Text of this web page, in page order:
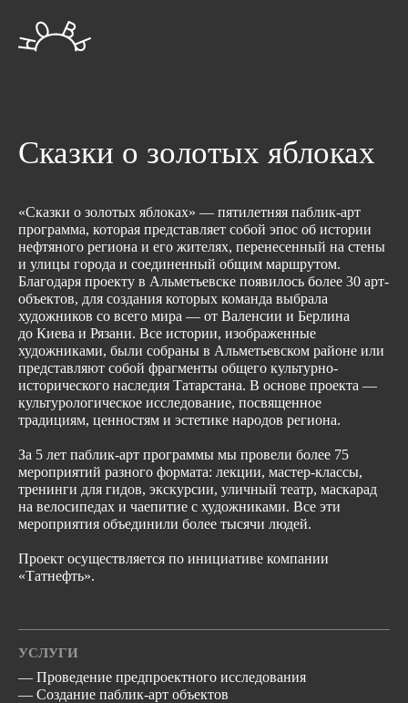
Сказки о золотых яблоках
«Сказки о золотых яблоках» — пятилетняя паблик-арт
программа, которая представляет собой эпос об истории
нефтяного региона и его жителях, перенесенный на стены
и улицы города и соединенный общим маршрутом.
Благодаря проекту в Альметьевске появилось более 30 арт-
объектов, для создания которых команда выбрала
художников со всего мира — от Валенсии и Берлина
до Киева и Рязани. Все истории, изображенные
художниками, были собраны в Альметьевском районе или
представляют собой фрагменты общего культурно-
исторического наследия Татарстана. В основе проекта —
культурологическое исследование, посвященное
традициям, ценностям и эстетике народов региона.
За 5 лет паблик-арт программы мы провели более 75
мероприятий разного формата: лекции, мастер-классы,
тренинги для гидов, экскурсии, уличный театр, маскарад
на велосипедах и чаепитие с художниками. Все эти
мероприятия объединили более тысячи людей.
Проект осуществляется по инициативе компании
«Татнефть».
УСЛУГИ
— Проведение предпроектного исследования
— Создание паблик-арт объектов